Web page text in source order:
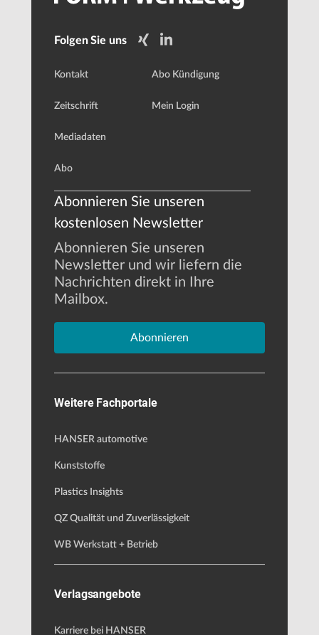
Folgen Sie uns
Kontakt
Zeitschrift
Mediadaten
Abo
Abo Kündigung
Mein Login
Abonnieren Sie unseren
kostenlosen Newsletter
Abonnieren Sie unseren
Newsletter und wir liefern die
Nachrichten direkt in Ihre
Mailbox.
Abonnieren
Weitere Fachportale
HANSER automotive
Kunststoffe
Plastics Insights
QZ Qualität und Zuverlässigkeit
WB Werkstatt + Betrieb
Verlagsangebote
Karriere bei HANSER